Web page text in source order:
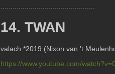
14. TWAN
valach *2019 (Nixon van 't
https://www.youtube.com/